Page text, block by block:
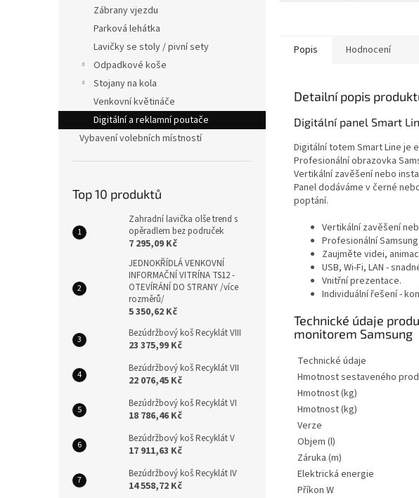
Zábrany vjezdu
Parková lehátka
Lavičky se stoly / pivní sety
Odpadkové koše
Stojany na kola
Venkovní květináče
Digitální a reklamní poutače
Vybavení volebních místností
Top 10 produktů
Zahradní lavička olše trend s
opěradlem bez područek
7 295,09 Kč
JEDNOKŘÍDLÁ VENKOVNÍ
INFORMAČNÍ VITRÍNA TS12 -
OTEVÍRÁNÍ DO STRANY /více
rozměrů/
5 350,62 Kč
Bezúdržbový koš Recyklát VIII
23 375,99 Kč
Bezúdržbový koš Recyklát VII
22 076,45 Kč
Bezúdržbový koš Recyklát VI
18 786,46 Kč
Bezúdržbový koš Recyklát V
17 911,63 Kč
Bezúdržbový koš Recyklát IV
14 558,72 Kč
Popis Hodnocení
Detailní popis
Digitální panel Smart
Digitální totem Smart Line je
Profesionální obrazovka
Vertikální zavěšení nebo
Panel dodáváme v černé
poptání.
Vertikální zavěšení
Profesionální
Zaujměte videi,
USB, Wi-Fi, LAN -
Vnitřní prezentace.
Individuální řešení -
Technické údaje
monitorem Samsung
Technické údaje
Hmotnost sestaveného
Hmotnost (kg)
Hmotnost (kg)
Verze
Objem (l)
Záruka (m)
Elektrická energie
Příkon W